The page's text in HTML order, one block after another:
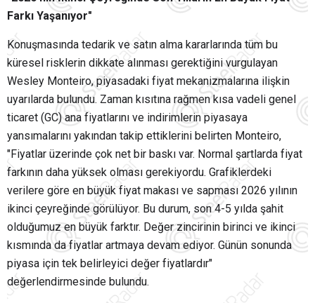
Farkı Yaşanıyor"
Konuşmasında tedarik ve satın alma kararlarında tüm bu
küresel risklerin dikkate alınması gerektiğini vurgulayan
Wesley Monteiro, piyasadaki fiyat mekanizmalarına ilişkin
uyarılarda bulundu. Zaman kısıtına rağmen kısa vadeli genel
ticaret (GC) ana fiyatlarını ve indirimlerin piyasaya
yansımalarını yakından takip ettiklerini belirten Monteiro,
"Fiyatlar üzerinde çok net bir baskı var. Normal şartlarda fiyat
farkının daha yüksek olması gerekiyordu. Grafiklerdeki
verilere göre en büyük fiyat makası ve sapması 2026 yılının
ikinci çeyreğinde görülüyor. Bu durum, son 4-5 yılda şahit
olduğumuz en büyük farktır. Değer zincirinin birinci ve ikinci
kısmında da fiyatlar artmaya devam ediyor. Günün sonunda
piyasa için tek belirleyici değer fiyatlardır"
değerlendirmesinde bulundu.